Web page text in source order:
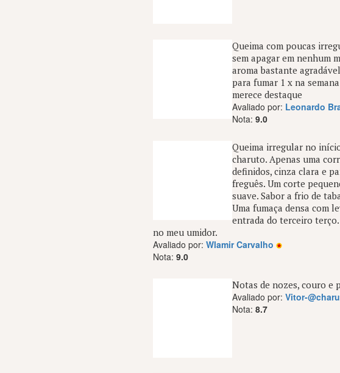
Queima com poucas
sem apagar em nenhum
aroma bastante
para fumar 1 x na
merece destaque
Avaliado por: Leonardo
Nota: 9.0
Queima irregular no
charuto. Apenas uma
definidos, cinza clara e
freguês. Um corte
suave. Sabor a frio de
Uma fumaça densa com
entrada do terceiro
no meu umidor.
Avaliado por: Wlamir Carvalho
Nota: 9.0
Notas de nozes, couro e
Avaliado por: Vitor-
Nota: 8.7